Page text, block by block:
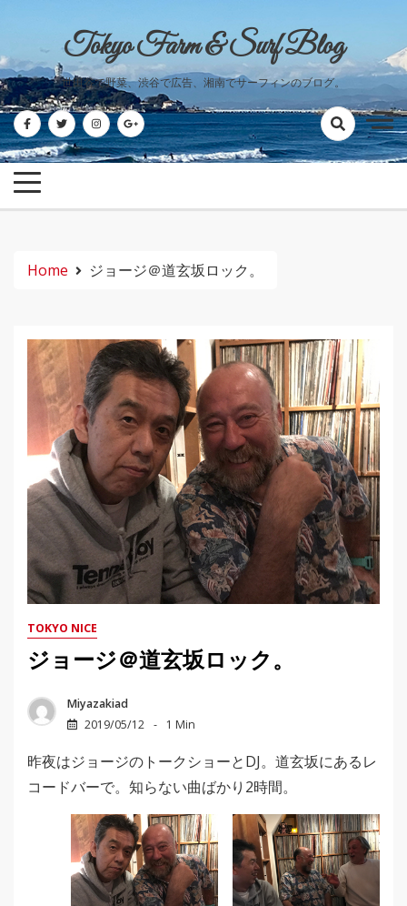
content
Tokyo Farm & Surf Blog
世田谷で野菜、渋谷で広告、湘南でサーフィンのブログ。
Home ジョージ＠道玄坂ロック。
TOKYO NICE
ジョージ＠道玄坂ロック。
Miyazakiad
2019/05/12
1 Min
昨夜はジョージのトークショーとDJ。道玄坂にあるレ
コードバーで。知らない曲ばかり2時間。